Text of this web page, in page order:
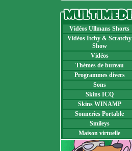
Vidéos Ullmans Shorts
Vidéos Itchy & Scratchy
Show
Vidéos
Thèmes de bureau
Programmes divers
Sons
Skins ICQ
Skins WINAMP
Sonneries Portable
Smileys
Maison virtuelle